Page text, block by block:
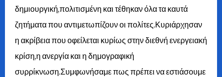
δημιουργική,πολιτισμένη και τέθηκαν όλα τα καυτά
ζητήματα που αντιμετωπίζουν οι πολίτες.Κυριάρχησαν
η ακρίβεια που οφείλεται κυρίως στην διεθνή ενεργειακή
κρίση,η ανεργία και η δημογραφική
συρρίκνωση.Συμφωνήσαμε πως πρέπει να εστιάσουμε